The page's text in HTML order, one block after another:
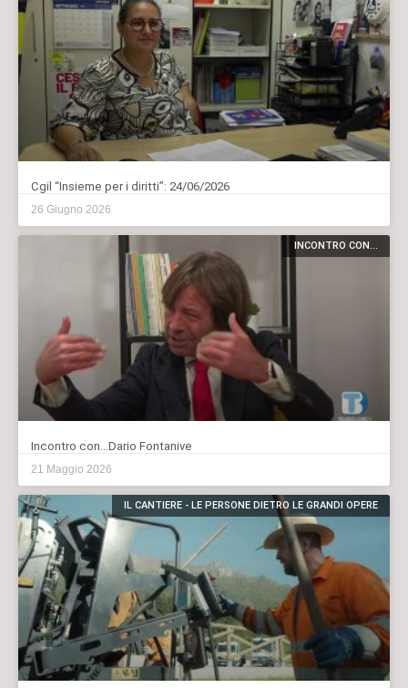
Cgil “Insieme per i diritti”: 24/06/2026
26 Giugno 2026
INCONTRO CON...
Incontro con…Dario Fontanive
21 Maggio 2026
IL CANTIERE - LE PERSONE DIETRO LE GRANDI OPERE